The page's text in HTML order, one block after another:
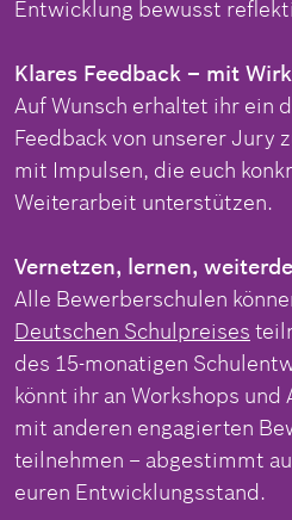
Entwicklung bewusst
Klares Feedback – mit
Auf Wunsch erhaltet ihr ein
Feedback von unserer Jury
mit Impulsen, die euch
Weiterarbeit unterstützen.
Vernetzen, lernen,
Alle Bewerberschulen
Deutschen Schulpreises
des 15-monatigen
könnt ihr an Workshops und
mit anderen engagierten
teilnehmen – abgestimmt
euren Entwicklungsstand.